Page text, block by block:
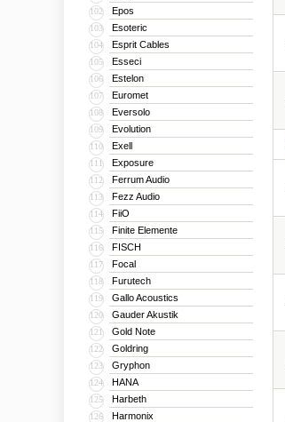
102 Epos
103 Esoteric
104 Esprit Cables
105 Esseci
106 Estelon
107 Euromet
108 Eversolo
109 Evolution
110 Exell
111 Exposure
112 Ferrum Audio
113 Fezz Audio
114 FiiO
115 Finite Elemente
116 FISCH
117 Focal
118 Furutech
119 Gallo Acoustics
120 Gauder Akustik
121 Gold Note
122 Goldring
123 Gryphon
124 HANA
125 Harbeth
126 Harmonix